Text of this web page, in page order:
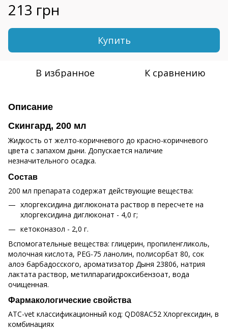
213 грн
Купить
В избранное К сравнению
Описание
Скингард, 200 мл
Жидкость от желто-коричневого до красно-коричневого
цвета с запахом дыни. Допускается наличие
незначительного осадка.
Состав
200 мл препарата содержат действующие вещества:
хлоргексидина диглюконата раствор в пересчете на
хлоргексидина диглюконат - 4,0 г;
кетоконазол - 2,0 г.
Вспомогательные вещества: глицерин, пропиленгликоль,
молочная кислота, PEG-75 ланолин, полисорбат 80, сок
алоэ барбадосского, ароматизатор Дыня 23806, натрия
лактата раствор, метилпарагидроксибензоат, вода
очищенная.
Фармакологические свойства
ATC-vet классификационный код: QD08AC52 Хлоргексидин, в
комбинациях